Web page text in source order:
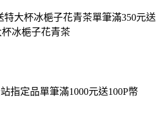
特大杯冰梔子花青茶單筆滿350元送
杯冰梔子花青茶
指定品單筆滿1000元送100P幣